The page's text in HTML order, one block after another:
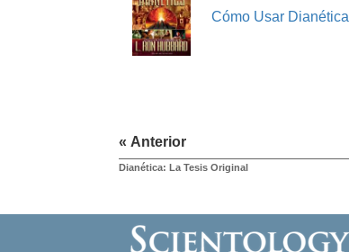
Cómo Usar Dianética
« Anterior
Dianética: La Tesis Original